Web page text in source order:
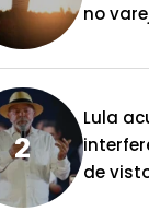
no
Lula
de